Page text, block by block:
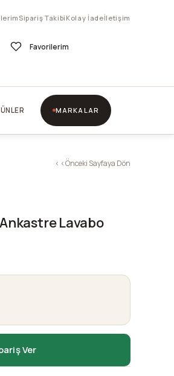
Sipariş Takibi Kolay İadeİletişim
Favorilerim
MARKALAR
< < Önceki Sayfaya Dön
Lavabo
Ver